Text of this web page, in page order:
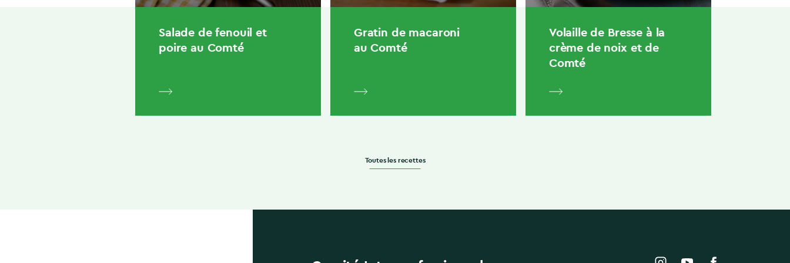
Salade de fenouil et
poire au Comté
Gratin de macaroni
au Comté
Volaille de Bresse à la
crème de noix et de
Comté
Toutes les recettes